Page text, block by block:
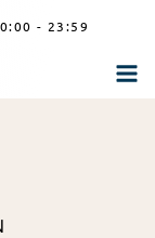
- 23:59